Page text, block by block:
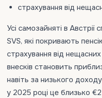
страхування від
Усі самозайняті в Австрії
SVS, які покривають
страхування від
внесків становить
навіть за низького
у 2025 році це близько